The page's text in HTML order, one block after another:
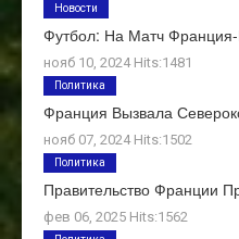
Футбол: На Матч
нояб 10, 2024 Hits:1481
Новости
Франция Вызвала
нояб 07, 2024 Hits:1502
Политика
Правительство Франции
фев 06, 2025 Hits:1562
Политика